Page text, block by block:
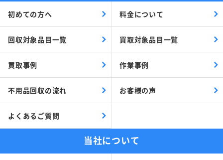
初めての方へ 料金について
回収対象品目一覧 買取対象品目一覧
買取事例 作業事例
不用品回収の流れ お客様の声
よくあるご質問
当社について